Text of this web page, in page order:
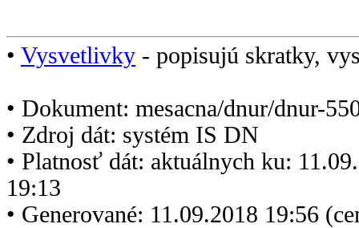
• Vysvetlivky - popisujú skratky,
• Dokument: mesacna/dnur/dnur-
• Zdroj dát: systém IS DN
• Platnosť dát: aktuálnych ku:
19:13
• Generované: 11.09.2018 19:56